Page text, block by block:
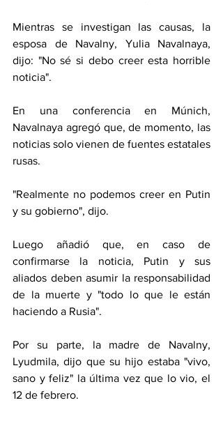
Mientras se investigan las causas, la
esposa de Navalny, Yulia Navalnaya,
dijo: "No sé si debo creer esta horrible
noticia".
En una conferencia en Múnich,
Navalnaya agregó que, de momento, las
noticias solo vienen de fuentes estatales
rusas.
"Realmente no podemos creer en Putin
y su gobierno", dijo.
Luego añadió que, en caso de
confirmarse la noticia, Putin y sus
aliados deben asumir la responsabilidad
de la muerte y "todo lo que le están
haciendo a Rusia".
Por su parte, la madre de Navalny,
Lyudmila, dijo que su hijo estaba "vivo,
sano y feliz" la última vez que lo vio, el
12 de febrero.